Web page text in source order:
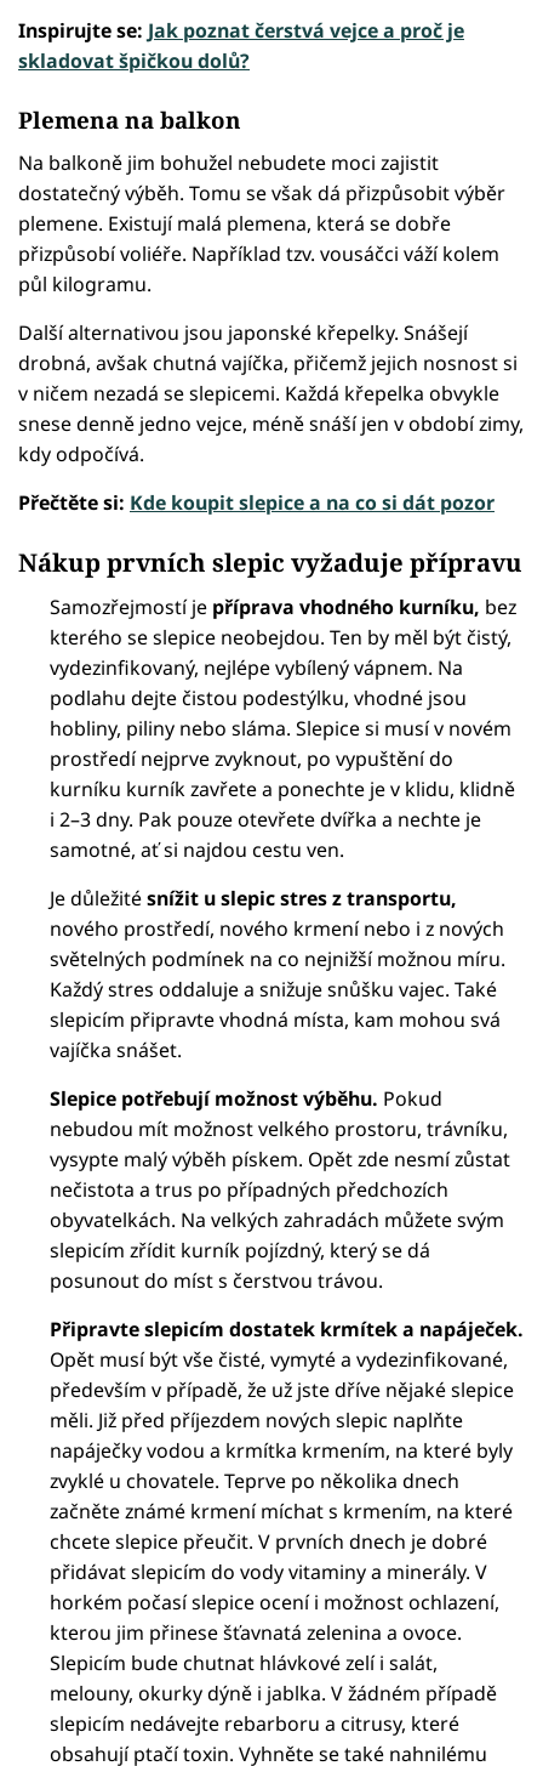
Inspirujte se: Jak poznat čerstvá vejce a proč je
skladovat špičkou dolů?
Plemena na balkon
Na balkoně jim bohužel nebudete moci zajistit
dostatečný výběh. Tomu se však dá přizpůsobit výběr
plemene. Existují malá plemena, která se dobře
přizpůsobí voliéře. Například tzv. vousáčci váží kolem
půl kilogramu.
Další alternativou jsou japonské křepelky. Snášejí
drobná, avšak chutná vajíčka, přičemž jejich nosnost si
v ničem nezadá se slepicemi. Každá křepelka obvykle
snese denně jedno vejce, méně snáší jen v období zimy,
kdy odpočívá.
Přečtěte si: Kde koupit slepice a na co si dát pozor
Nákup prvních slepic vyžaduje přípravu
Samozřejmostí je příprava vhodného kurníku, bez
kterého se slepice neobejdou. Ten by měl být čistý,
vydezinfikovaný, nejlépe vybílený vápnem. Na
podlahu dejte čistou podestýlku, vhodné jsou
hobliny, piliny nebo sláma. Slepice si musí v novém
prostředí nejprve zvyknout, po vypuštění do
kurníku kurník zavřete a ponechte je v klidu, klidně
i 2–3 dny. Pak pouze otevřete dvířka a nechte je
samotné, ať si najdou cestu ven.
Je důležitésnížit u slepic stres z transportu,
nového prostředí, nového krmení nebo i z nových
světelných podmínek na co nejnižší možnou míru.
Každý stres oddaluje a snižuje snůšku vajec. Také
slepicím připravte vhodná místa, kam mohou svá
vajíčka snášet.
Slepice potřebují možnost výběhu. Pokud
nebudou mít možnost velkého prostoru, trávníku,
vysypte malý výběh pískem. Opět zde nesmí zůstat
nečistota a trus po případných předchozích
obyvatelkách. Na velkých zahradách můžete svým
slepicím zřídit kurník pojízdný, který se dá
posunout do míst s čerstvou trávou.
Připravte slepicím dostatek krmítek a napáječek.
Opět musí být vše čisté, vymyté a vydezinfikované,
především v případě, že už jste dříve nějaké slepice
měli. Již před příjezdem nových slepic naplňte
napáječky vodou a krmítka krmením, na které byly
zvyklé u chovatele. Teprve po několika dnech
začněte známé krmení míchat s krmením, na které
chcete slepice přeučit. V prvních dnech je dobré
přidávat slepicím do vody vitaminy a minerály. V
horkém počasí slepice ocení i možnost ochlazení,
kterou jim přinese šťavnatá zelenina a ovoce.
Slepicím bude chutnat hlávkové zelí i salát,
melouny, okurky dýně i jablka. V žádném případě
slepicím nedávejte rebarboru a citrusy, které
obsahují ptačí toxin. Vyhněte se také nahnilému